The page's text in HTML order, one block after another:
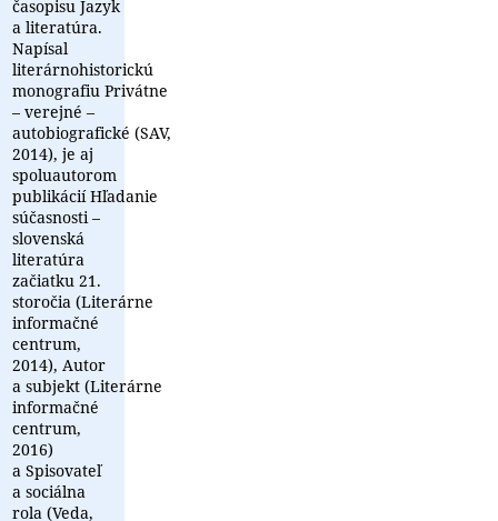
časopisu Jazyk
a literatúra.
Napísal
literárnohistorickú
monografiu Privátne
– verejné –
autobiografické (SAV,
2014), je aj
spoluautorom
publikácií Hľadanie
súčasnosti –
slovenská
literatúra
začiatku 21.
storočia (Literárne
informačné
centrum,
2014), Autor
a subjekt (Literárne
informačné
centrum,
2016)
a Spisovateľ
a sociálna
rola (Veda,